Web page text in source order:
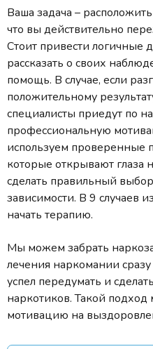
Ваша задача –
что вы действительно
Стоит привести логичные
рассказать о своих
помощь. В случае, если
положительному
специалисты приедут по
профессиональную
используем проверенные
которые открывают глаза
сделать правильный выбор
зависимости. В 9 случаев
начать терапию.
Мы можем забрать
лечения наркомании
успел передумать и
наркотиков. Такой подход
мотивацию на